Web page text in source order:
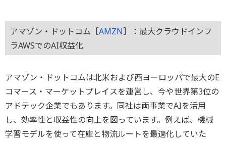
アマゾン・ドットコム［AMZN］：最大クラウドインフ
ラAWSでのAI収益化
アマゾン・ドットコムは北米および西ヨーロッパで最大のE
コマース・マーケットプレイスを運営し、今や世界第3位の
アドテック企業でもあります。同社は両事業でAIを活用
し、効率性と収益性の向上を図っています。例えば、機械
学習モデルを使って在庫と物流ルートを最適化していた